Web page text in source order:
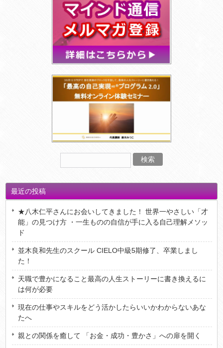
最近の投稿
★八木仁平さんにお会いしてきました！ 世界一やさしい「才
能」の見つけ方 ・一生ものの自信が手に入る自己理解メソッ
ド
並木良和先生のスクール CIELO中級5期修了、卒業しまし
た！
天職で豊かになること最高の人生ストーリーに書き換えるに
は何が必要
現在の仕事やスキルをどう活かしたらいいかわからないあな
たへ
親との関係を癒して 「お金・成功・豊かさ」への扉を開く